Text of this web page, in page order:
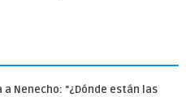
a Nenecho: "¿Dónde están las